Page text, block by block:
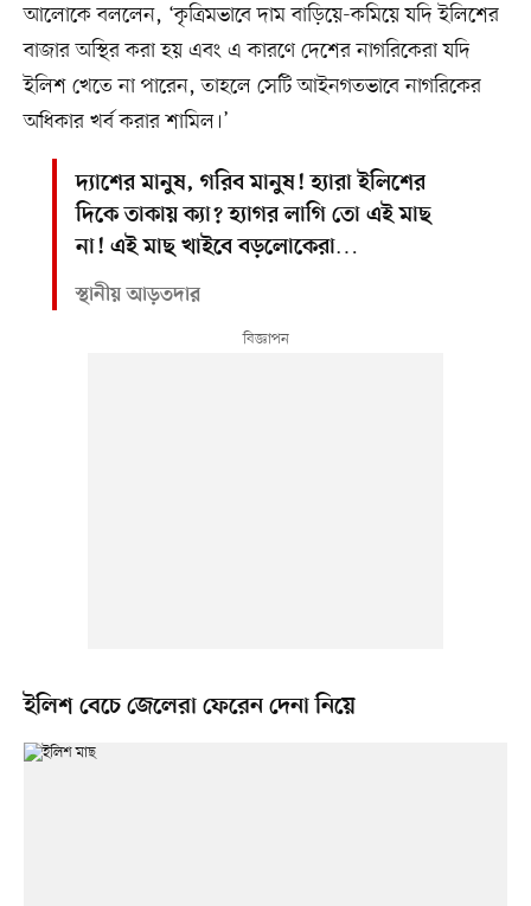
আলোকে বললেন, ‘কৃত্রিমভাবে দাম বাড়িয়ে-কমিয়ে যদি ইলিশের
বাজার অস্থির করা হয় এবং এ কারণে দেশের নাগরিকেরা যদি
ইলিশ খেতে না পারেন, তাহলে সেটি আইনগতভাবে নাগরিকের
অধিকার খর্ব করার শামিল।’
দ্যাশের মানুষ, গরিব মানুষ! হ্যারা ইলিশের
দিকে তাকায় ক্যা? হ্যাগর লাগি তো এই মাছ
না! এই মাছ খাইবে বড়লোকেরা…
স্থানীয় আড়তদার
ইলিশ বেচে জেলেরা ফেরেন দেনা নিয়ে